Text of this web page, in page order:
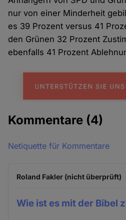
nur von einer Minderheit
es 39 Prozent versus 41
den Grünen 32 Prozent
ebenfalls 41 Prozent
Kommentare (4)
Netiquette für Kommentare
Roland Fakler (nicht überprüft)
Wie ist es mit der Bibel